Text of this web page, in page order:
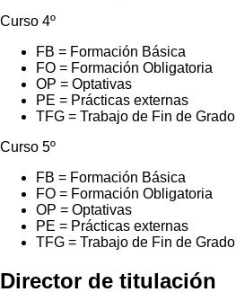
Curso 4º
FB = Formación Básica
FO = Formación Obligatoria
OP = Optativas
PE = Prácticas externas
TFG = Trabajo de Fin de Grado
Curso 5º
FB = Formación Básica
FO = Formación Obligatoria
OP = Optativas
PE = Prácticas externas
TFG = Trabajo de Fin de Grado
Director de titulación